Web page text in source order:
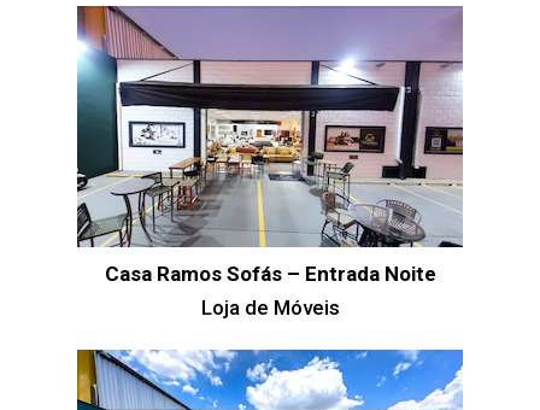
Casa Ramos Sofás – Entrada Noite
Loja de Móveis